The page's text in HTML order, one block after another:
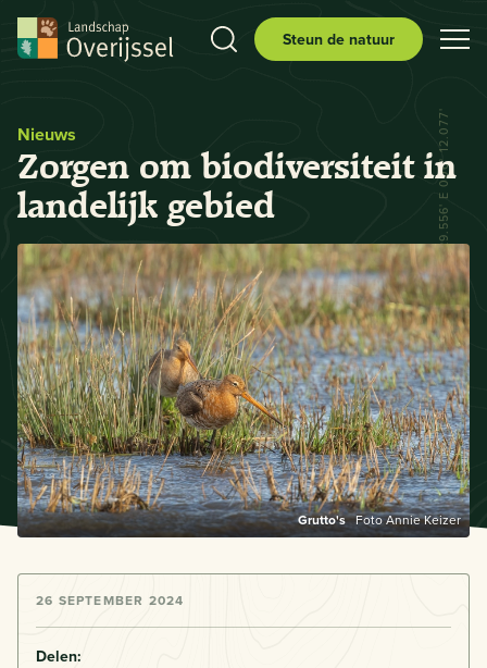
Steun de natuur
Nieuws
Zorgen om biodiversiteit in
landelijk gebied
Grutto'sFoto Annie Keizer
N 52° 29.556' E 006° 12.077'
26 SEPTEMBER 2024
Delen: